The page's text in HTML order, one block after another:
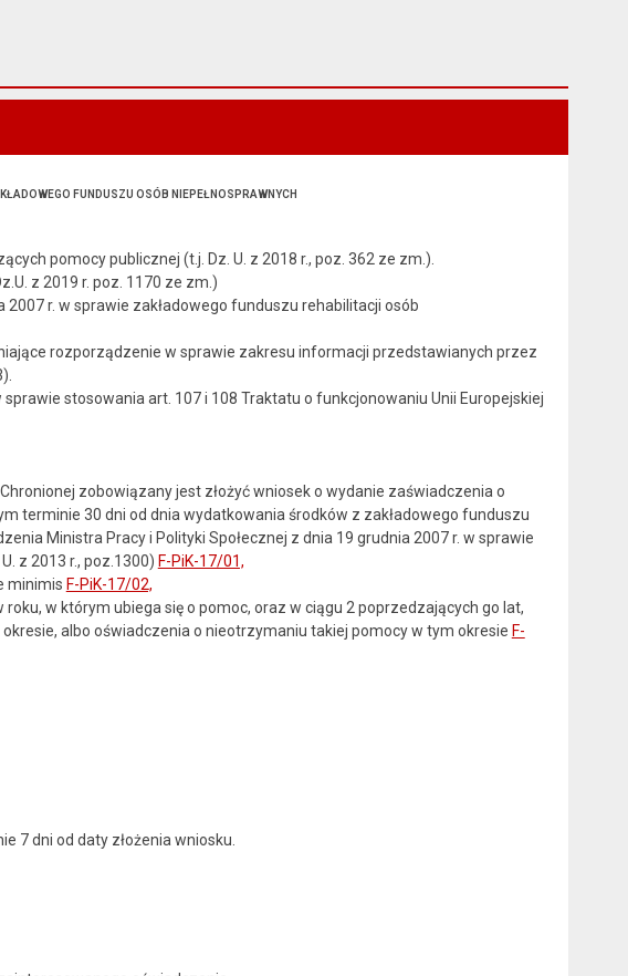
FUNDUSZU OSÓB NIEPEŁNOSPRAWNYCH
pomocy publicznej (t.j. Dz. U. z 2018 r., poz. 362 ze zm.).
z 2019 r. poz. 1170 ze zm.)
r. w sprawie zakładowego funduszu rehabilitacji osób
rozporządzenie w sprawie zakresu informacji przedstawianych przez
stosowania art. 107 i 108 Traktatu o funkcjonowaniu Unii Europejskiej
zobowiązany jest złożyć wniosek o wydanie zaświadczenia o
terminie 30 dni od dnia wydatkowania środków z zakładowego funduszu
Ministra Pracy i Polityki Społecznej z dnia 19 grudnia 2007 r. w sprawie
z 2013 r., poz.1300) F-PiK-17/01,
minimis F-PiK-17/02,
w którym ubiega się o pomoc, oraz w ciągu 2 poprzedzających go lat,
albo oświadczenia o nieotrzymaniu takiej pomocy w tym okresie F-
7 dni od daty złożenia wniosku.